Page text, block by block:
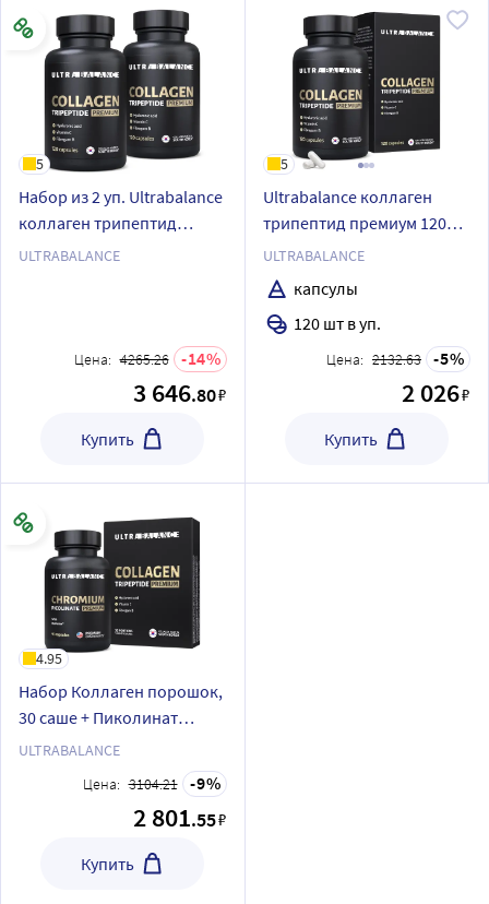
5
Набор из 2 уп. Ultrabalance
коллаген трипептид
премиум 120 шт. капсулы
ULTRABALANCE
Цена: 4265.26 14
3 646.80₽
Купить
5
Ultrabalance коллаген
трипептид премиум 120
шт. капсулы массой 600 мг
ULTRABALANCE
капсулы
120 шт в уп.
Цена: 2132.63 5
2 026₽
Купить
4.95
Набор Коллаген порошок,
30 саше + Пиколинат
Хрома, 90 капсул
ULTRABALANCE
Цена: 3104.21 9
2 801.55₽
Купить